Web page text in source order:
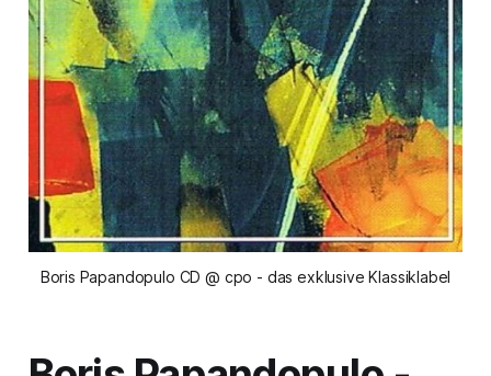
Boris Papandopulo CD @ cpo - das exklusive Klassiklabel